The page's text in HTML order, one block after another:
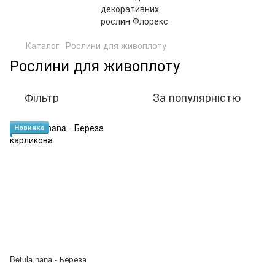
Каталог Рослини для живоплоту
Рослини для живоплоту
Фільтр За популярністю
Новинка
Betula nana - Береза